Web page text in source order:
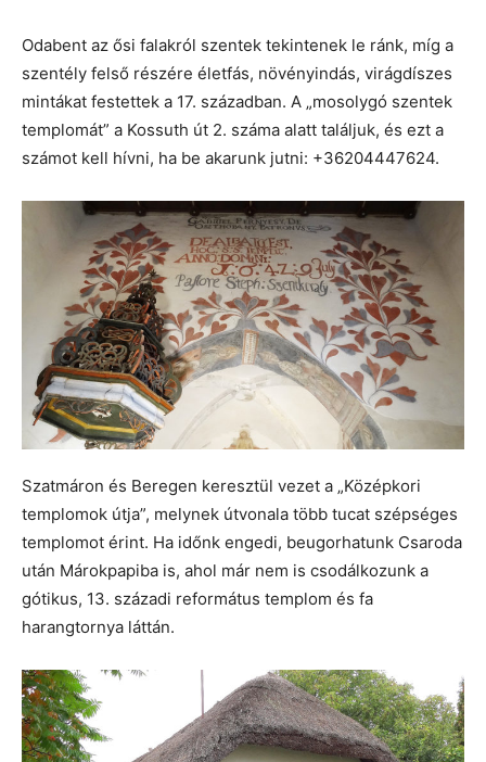
Odabent az ősi falakról szentek tekintenek le ránk, míg a
szentély felső részére életfás, növényindás, virágdíszes
mintákat festettek a 17. században. A „mosolygó szentek
templomát” a Kossuth út 2. száma alatt találjuk, és ezt a
számot kell hívni, ha be akarunk jutni: +36204447624.
Szatmáron és Beregen keresztül vezet a „Középkori
templomok útja”, melynek útvonala több tucat szépséges
templomot érint. Ha időnk engedi, beugorhatunk Csaroda
után Márokpapiba is, ahol már nem is csodálkozunk a
gótikus, 13. századi református templom és fa
harangtornya láttán.